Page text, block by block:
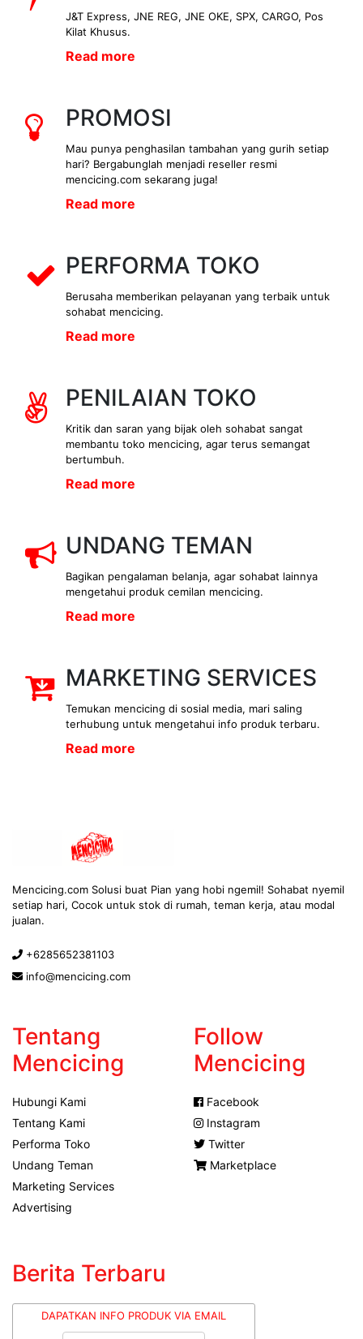
J&T Express, JNE REG, JNE OKE, SPX, CARGO, Pos
Kilat Khusus.
Read more
PROMOSI
Mau punya penghasilan tambahan yang gurih setiap
hari? Bergabunglah menjadi reseller resmi
mencicing.com sekarang juga!
Read more
PERFORMA TOKO
Berusaha memberikan pelayanan yang terbaik untuk
sohabat mencicing.
Read more
PENILAIAN TOKO
Kritik dan saran yang bijak oleh sohabat sangat
membantu toko mencicing, agar terus semangat
bertumbuh.
Read more
UNDANG TEMAN
Bagikan pengalaman belanja, agar sohabat lainnya
mengetahui produk cemilan mencicing.
Read more
MARKETING SERVICES
Temukan mencicing di sosial media, mari saling
terhubung untuk mengetahui info produk terbaru.
Read more
Mencicing.com Solusi buat Pian yang hobi ngemil! Sohabat nyemil
setiap hari, Cocok untuk stok di rumah, teman kerja, atau modal
jualan.
+6285652381103
info@mencicing.com
Tentang
Mencicing
Hubungi Kami
Tentang Kami
Performa Toko
Undang Teman
Marketing Services
Advertising
Follow
Mencicing
Facebook
Instagram
Twitter
Marketplace
Berita Terbaru
DAPATKAN INFO PRODUK VIA EMAIL